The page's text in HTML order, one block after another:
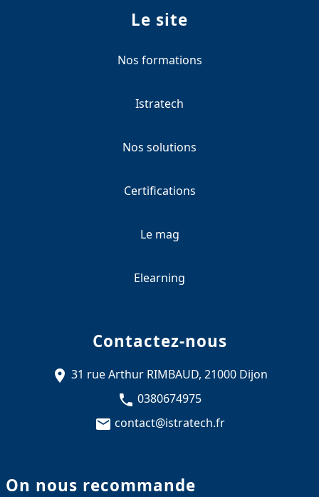
Le site
Nos formations
Istratech
Nos solutions
Certifications
Le mag
Elearning
Contactez-nous
31 rue Arthur RIMBAUD, 21000 Dijon
0380674975
contact@istratech.fr
On nous recommande